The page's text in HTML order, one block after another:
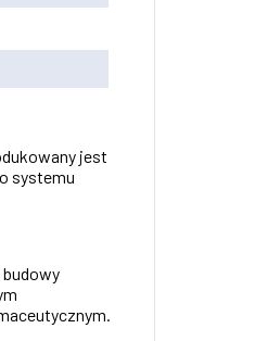
jest
systemu